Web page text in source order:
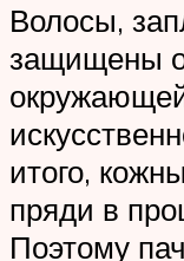
Волосы,
защищены
итого,
пряди в
Поэтому